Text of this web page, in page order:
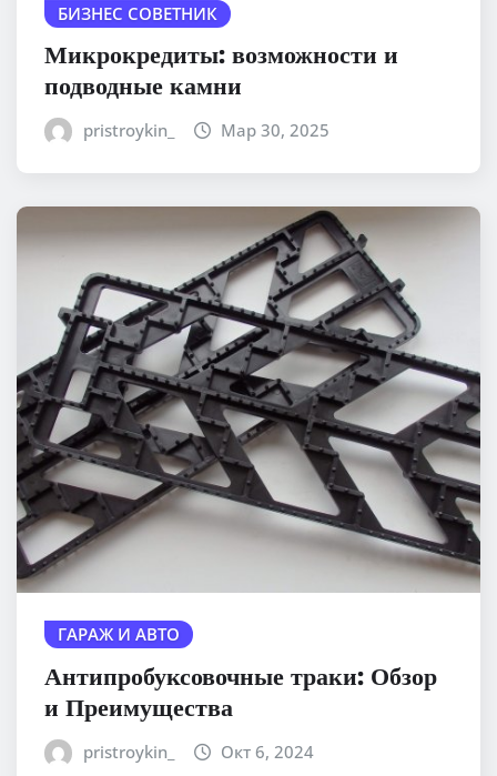
БИЗНЕС СОВЕТНИК
Микрокредиты: возможности и
подводные камни
pristroykin_ Мар 30, 2025
ГАРАЖ И АВТО
Антипробуксовочные траки: Обзор
и Преимущества
pristroykin_ Окт 6, 2024